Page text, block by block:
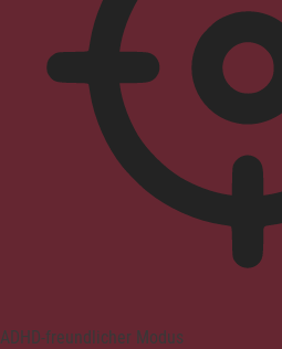
ADHD-freundlicher Modus